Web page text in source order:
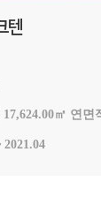
텐
㎡ 연면
건폐율
2021.04